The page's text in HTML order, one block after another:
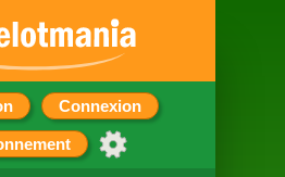
Connexion